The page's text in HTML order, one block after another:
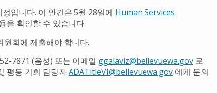
입니다. 이 안건은 5월 28일에 Human Services
을 확인할 수 있습니다.
원회에 제출해야 합니다.
7871 (음성) 또는 이메일 ggalaviz@bellevuewa.gov 로
평등 기회 담당자ADATitleVI@bellevuewa.gov 에게 문의